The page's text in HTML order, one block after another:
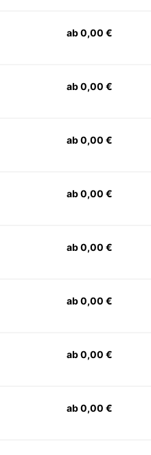
ab 0,00 €
ab 0,00 €
ab 0,00 €
ab 0,00 €
ab 0,00 €
ab 0,00 €
ab 0,00 €
ab 0,00 €